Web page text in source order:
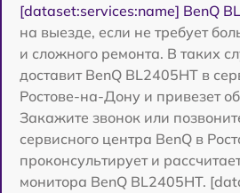
[dataset:services:name] BenQ
на выезде, если не требует
и сложного ремонта. В таких
доставит BenQ BL2405HT в
Ростове-на-Дону и привезет
Закажите звонок или
сервисного центра BenQ в
проконсультирует и
монитора BenQ BL2405HT.